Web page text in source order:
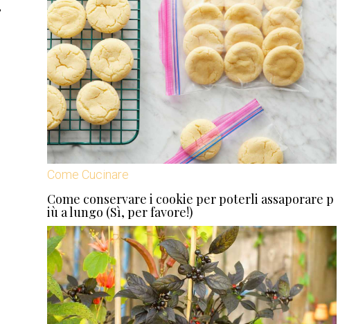
Come Cucinare
Come conservare i cookie per poterli assaporare p
iù a lungo (Sì, per favore!)